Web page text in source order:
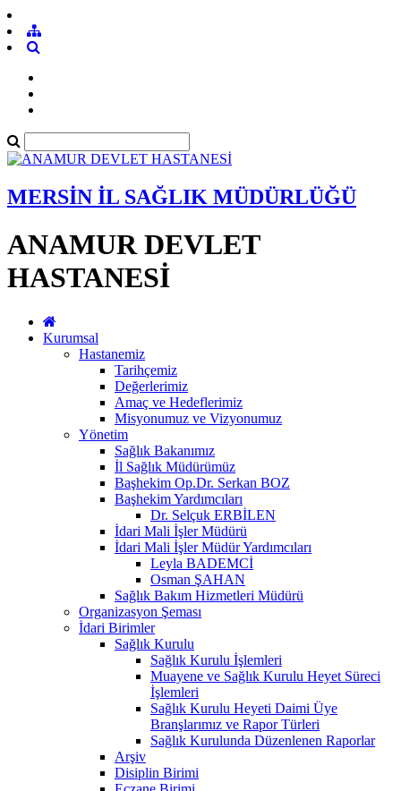
MERSİN İL SAĞLIK MÜDÜRLÜĞÜ
ANAMUR DEVLET
HASTANESİ
Kurumsal
Hastanemiz
Tarihçemiz
Değerlerimiz
Amaç ve Hedeflerimiz
Misyonumuz ve Vizyonumuz
Yönetim
Sağlık Bakanımız
İl Sağlık Müdürümüz
Başhekim Op.Dr. Serkan BOZ
Başhekim Yardımcıları
Dr. Selçuk ERBİLEN
İdari Mali İşler Müdürü
İdari Mali İşler Müdür Yardımcıları
Leyla BADEMCİ
Osman ŞAHAN
Sağlık Bakım Hizmetleri Müdürü
Organizasyon Şeması
İdari Birimler
Sağlık Kurulu
Sağlık Kurulu İşlemleri
Muayene ve Sağlık Kurulu Heyet Süreci
İşlemleri
Sağlık Kurulu Heyeti Daimi Üye
Branşlarımız ve Rapor Türleri
Sağlık Kurulunda Düzenlenen Raporlar
Arşiv
Disiplin Birimi